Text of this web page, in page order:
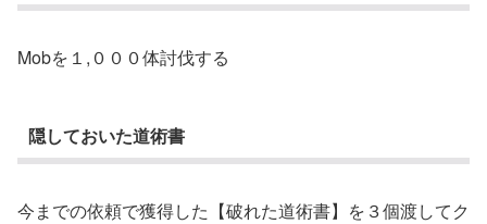
Mobを１,０００体討伐する
隠しておいた道術書
今までの依頼で獲得した【破れた道術書】を３個渡してク